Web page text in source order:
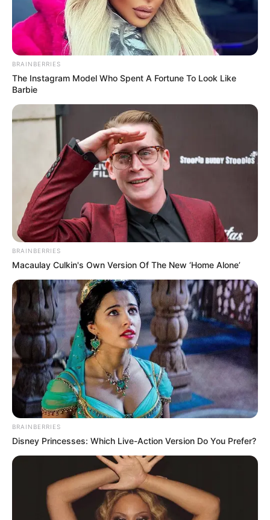
Beri Rating & Review
Daftar isi
BRAINBERRIES
The Instagram Model Who Spent A Fortune To Look Like
Barbie
BRAINBERRIES
Macaulay Culkin's Own Version Of The New ‘Home Alone’
BRAINBERRIES
Disney Princesses: Which Live-Action Version Do You Prefer?